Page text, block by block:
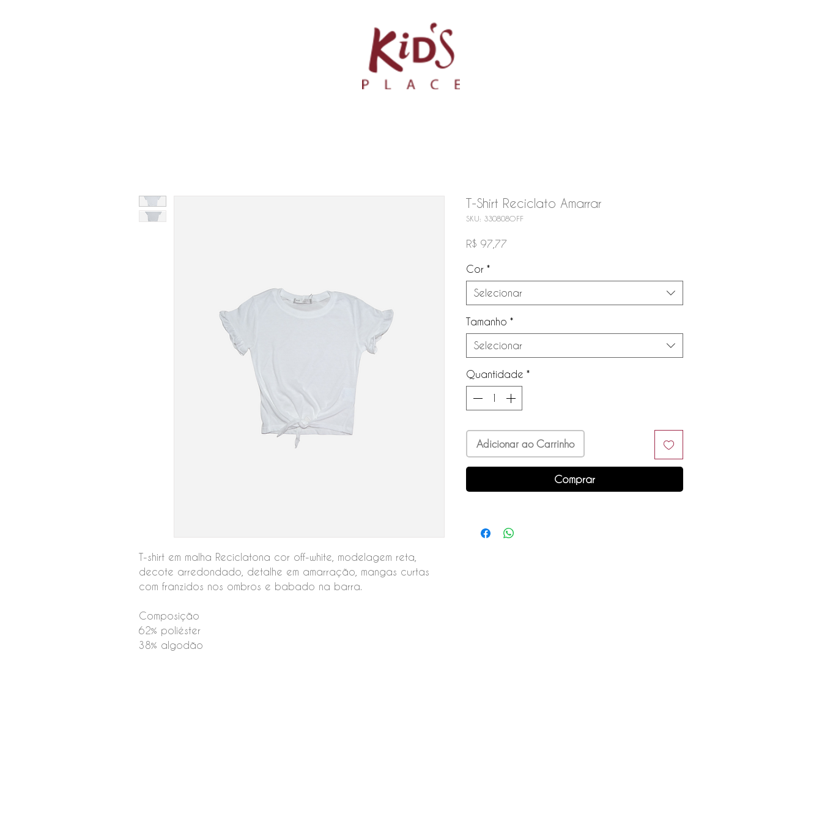
T-shirt em malha Reciclatona cor off-white, modelagem reta,
decote arredondado, detalhe em amarração, mangas curtas
com franzidos nos ombros e babado na barra.
Composição
62% poliéster
38% algodão
T-Shirt Reciclato Amarrar
SKU: 330808OFF
R$ 97,77
Cor *
Selecionar
Tamanho *
Selecionar
Quantidade *
Adicionar ao Carrinho
Comprar